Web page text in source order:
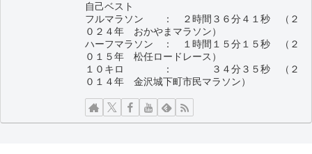
自己ベスト
フルマラソン ： ２時間３６分４１秒 （２
０２４年 おかやまマラソン）
ハーフマラソン ： １時間１５分１５秒 （２
０１５年 松任ロードレース）
１０キロ ： ３４分３５秒 （２
０１４年 金沢城下町市民マラソン）